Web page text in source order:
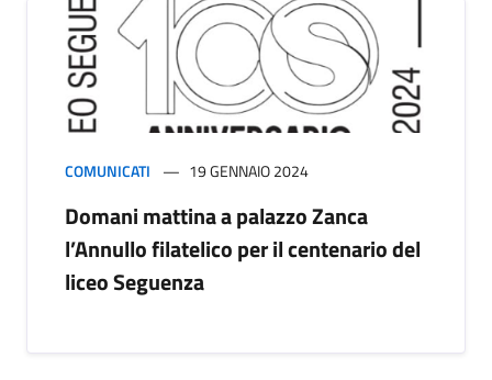
COMUNICATI 19 GENNAIO 2024
Domani mattina a palazzo Zanca
l’Annullo filatelico per il centenario del
liceo Seguenza